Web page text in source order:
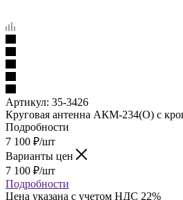
Артикул: 35-3426
Круговая антенна АКМ-234(О) с
Подробности
7 100 ₽/шт
Варианты цен
7 100 ₽/шт
Подробности
Цена указана с учетом НДС 22%